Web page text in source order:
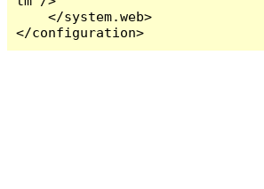
    </system.web>
</configuration>